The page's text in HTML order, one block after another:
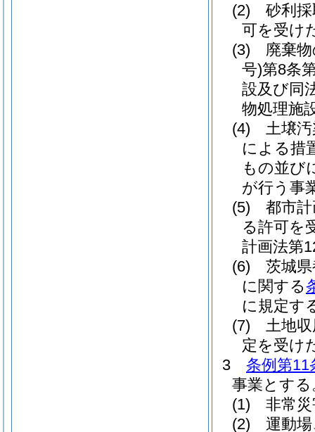
(2)
砂利
可を受け
(3)
廃棄
号)第8条
設及び同
物処理施
(4)
土壌
による措
もの並び
が行う事
(5)
都市
る許可を
計画法第
(6)
茨城
に関する
に規定す
(7)
土地
定を受け
3
条例第11
事業とする
(1)
非常
(2)
運動